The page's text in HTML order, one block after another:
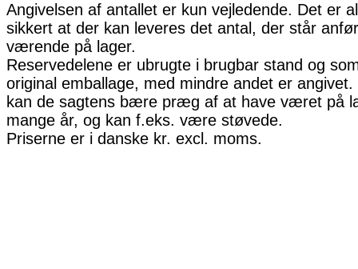
Angivelsen af antallet er kun vejledende. Det er
sikkert at der kan leveres det antal, der står
værende på lager.
Reservedelene er ubrugte i brugbar stand og
original emballage, med mindre andet er angivet.
kan de sagtens bære præg af at have været på
mange år, og kan f.eks. være støvede.
Priserne er i danske kr. excl. moms.